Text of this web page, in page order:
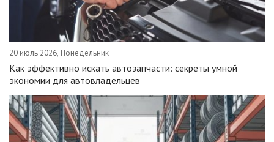
20 июль 2026, Понедельник
Как эффективно искать автозапчасти: секреты умной
экономии для автовладельцев